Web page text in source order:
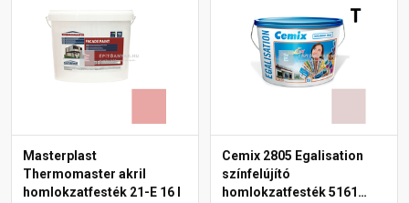
Masterplast
Thermomaster akril
homlokzatfesték 21-E 16 l
Cemix 2805 Egalisation
színfelújító
homlokzatfesték 5161